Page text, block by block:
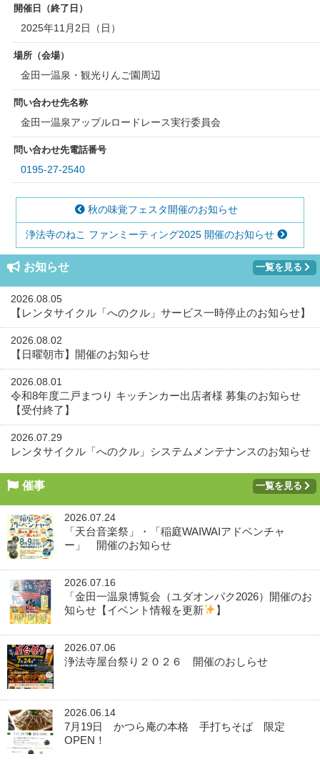
開催日（終了日）
2025年11月2日（日）
場所（会場）
金田一温泉・観光りんご園周辺
問い合わせ先名称
金田一温泉アップルロードレース実行委員会
問い合わせ先電話番号
0195-27-2540
秋の味覚フェスタ開催のお知らせ
浄法寺のねこ ファンミーティング2025 開催のお知らせ
お知らせ 一覧を見る
2026.08.05
【レンタサイクル「へのクル」サービス一時停止のお知らせ】
2026.08.02
【日曜朝市】開催のお知らせ
2026.08.01
令和8年度二戸まつり キッチンカー出店者様 募集のお知らせ
【受付終了】
2026.07.29
レンタサイクル「へのクル」システムメンテナンスのお知らせ
催事 一覧を見る
2026.07.24
「天台音楽祭」・「稲庭WAIWAIアドベンチャ
ー」 開催のお知らせ
2026.07.16
「金田一温泉博覧会（ユダオンパク2026）開催のお
知らせ【イベント情報を更新
】
2026.07.06
浄法寺屋台祭り２０２６ 開催のおしらせ
2026.06.14
7月19日 かつら庵の本格 手打ちそば 限定
OPEN！